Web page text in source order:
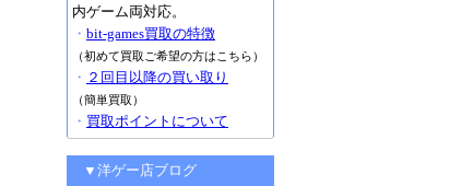
内ゲーム両対応。
・ bit-games買取の特徴
（初めて買取ご希望の方はこちら）
・ ２回目以降の買い取り
（簡単買取）
・ 買取ポイントについて
▼洋ゲー店ブログ